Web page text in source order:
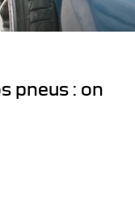
pneus : on